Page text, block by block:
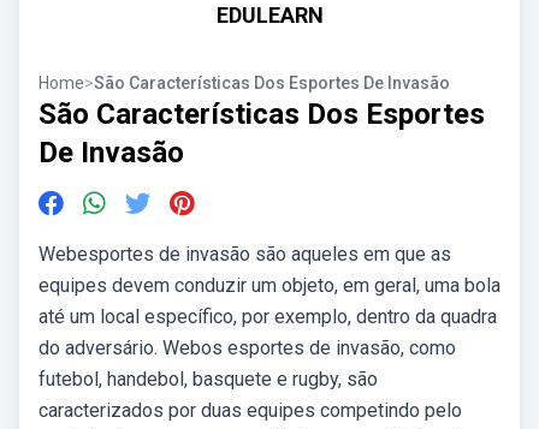
EDULEARN
Home>São Características Dos Esportes De Invasão
São Características Dos Esportes
De Invasão
Webesportes de invasão são aqueles em que as
equipes devem conduzir um objeto, em geral, uma bola
até um local específico, por exemplo, dentro da quadra
do adversário. Webos esportes de invasão, como
futebol, handebol, basquete e rugby, são
caracterizados por duas equipes competindo pelo